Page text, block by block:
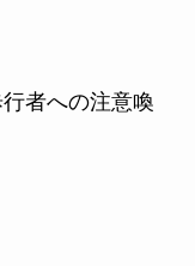
者への注意喚